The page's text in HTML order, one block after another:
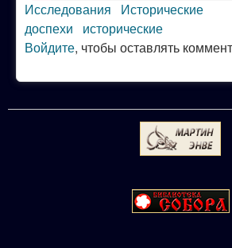
Исследования
Исторические
доспехи
исторические
Войдите, чтобы оставлять